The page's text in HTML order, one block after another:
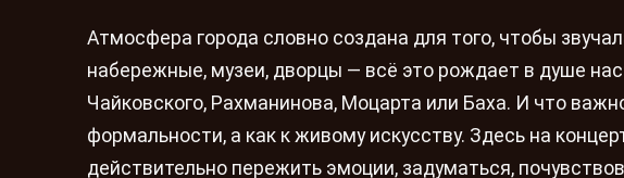
Атмосфера города словно создана для того, чтобы
набережные, музеи, дворцы — всё это рождает в душе
Чайковского, Рахманинова, Моцарта или Баха. И что
формальности, а как к живому искусству. Здесь на
действительно пережить эмоции, задуматься,